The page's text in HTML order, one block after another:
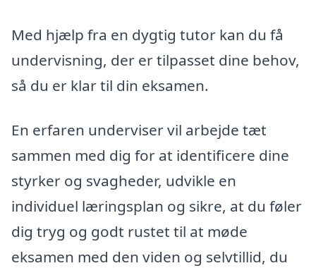
Med hjælp fra en dygtig tutor kan du få
undervisning, der er tilpasset dine behov,
så du er klar til din eksamen.
En erfaren underviser vil arbejde tæt
sammen med dig for at identificere dine
styrker og svagheder, udvikle en
individuel læringsplan og sikre, at du føler
dig tryg og godt rustet til at møde
eksamen med den viden og selvtillid, du